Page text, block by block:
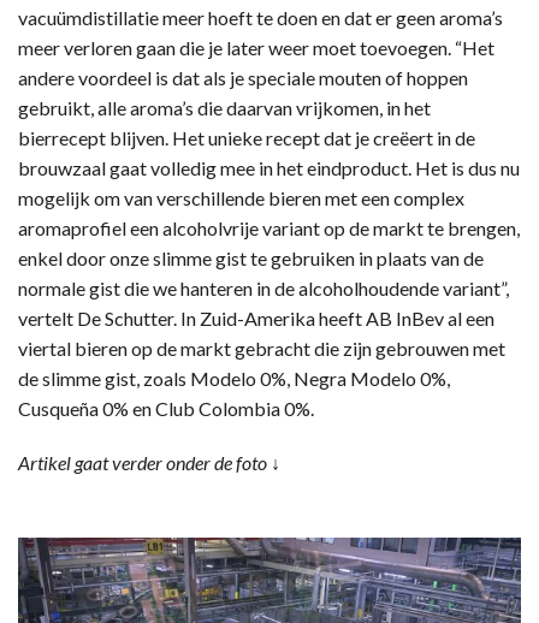
vacuümdistillatie meer hoeft te doen en dat er geen aroma’s
meer verloren gaan die je later weer moet toevoegen. “Het
andere voordeel is dat als je speciale mouten of hoppen
gebruikt, alle aroma’s die daarvan vrijkomen, in het
bierrecept blijven. Het unieke recept dat je creëert in de
brouwzaal gaat volledig mee in het eindproduct. Het is dus nu
mogelijk om van verschillende bieren met een complex
aromaprofiel een alcoholvrije variant op de markt te brengen,
enkel door onze slimme gist te gebruiken in plaats van de
normale gist die we hanteren in de alcoholhoudende variant”,
vertelt De Schutter. In Zuid-Amerika heeft AB InBev al een
viertal bieren op de markt gebracht die zijn gebrouwen met
de slimme gist, zoals Modelo 0%, Negra Modelo 0%,
Cusqueña 0% en Club Colombia 0%.
Artikel gaat verder onder de foto ↓